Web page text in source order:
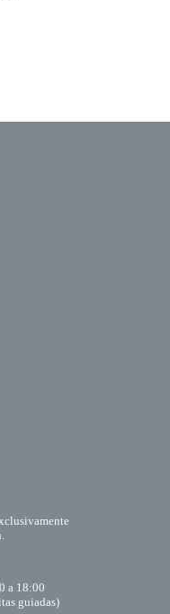
a 18:00
guiadas)